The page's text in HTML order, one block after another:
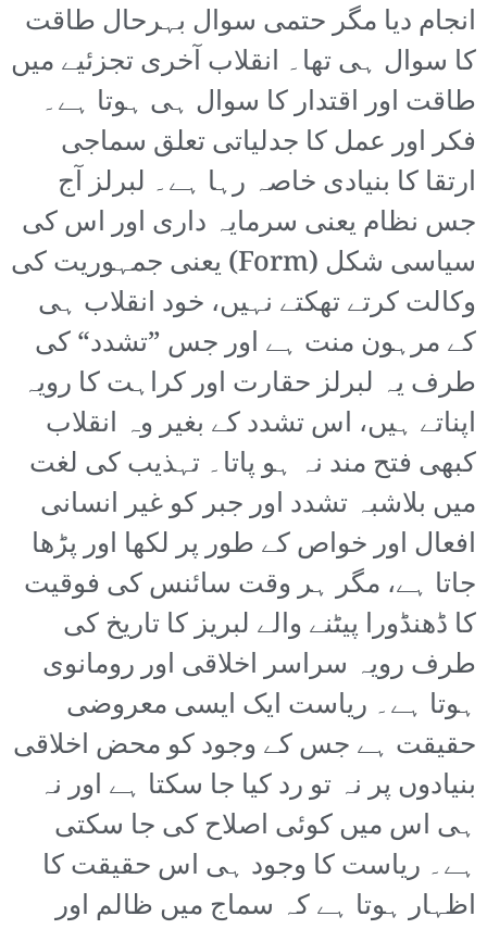
انجام دیا مگر حتمی سوال بہرحال طاقت
کا سوال ہی تھا۔ انقلاب آخری تجزئیے میں
طاقت اور اقتدار کا سوال ہی ہوتا ہے۔
فکر اور عمل کا جدلیاتی تعلق سماجی
ارتقا کا بنیادی خاصہ رہا ہے۔ لبرلز آج
جس نظام یعنی سرمایہ داری اور اس کی
سیاسی شکل (Form) یعنی جمہوریت کی
وکالت کرتے تھکتے نہیں، خود انقلاب ہی
کے مرہون منت ہے اور جس ”تشدد“ کی
طرف یہ لبرلز حقارت اور کراہت کا رویہ
اپناتے ہیں، اس تشدد کے بغیر وہ انقلاب
کبھی فتح مند نہ ہو پاتا۔ تہذیب کی لغت
میں بلاشبہ تشدد اور جبر کو غیر انسانی
افعال اور خواص کے طور پر لکھا اور پڑھا
جاتا ہے، مگر ہر وقت سائنس کی فوقیت
کا ڈھنڈورا پیٹنے والے لبریز کا تاریخ کی
طرف رویہ سراسر اخلاقی اور رومانوی
ہوتا ہے۔ ریاست ایک ایسی معروضی
حقیقت ہے جس کے وجود کو محض اخلاقی
بنیادوں پر نہ تو رد کیا جا سکتا ہے اور نہ
ہی اس میں کوئی اصلاح کی جا سکتی
ہے۔ ریاست کا وجود ہی اس حقیقت کا
اظہار ہوتا ہے کہ سماج میں ظالم اور